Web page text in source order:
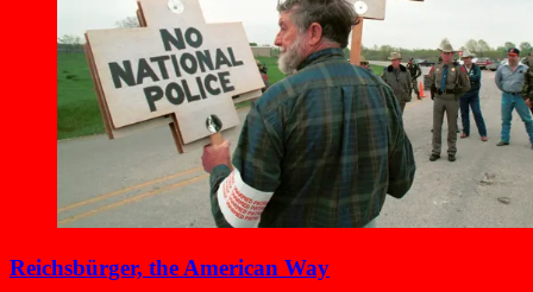
Reichsbürger, the American Way